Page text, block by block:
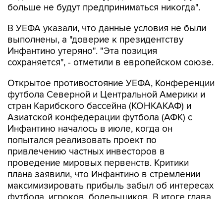
больше не будут предприниматься никогда".
В УЕФА указали, что данные условия не были
выполнены, а "доверие к президентству
Инфантино утеряно". "Эта позиция
сохраняется", - отметили в европейском союзе.
Открытое противостояние УЕФА, Конференции
футбола Северной и Центральной Америки и
стран Карибского бассейна (КОНКАКАФ) и
Азиатской конфедерации футбола (АФК) с
Инфантино началось в июле, когда он
попытался реализовать проект по
привлечению частных инвесторов в
проведение мировых первенств. Критики
плана заявили, что Инфантино в стремлении
максимизировать прибыль забыл об интересах